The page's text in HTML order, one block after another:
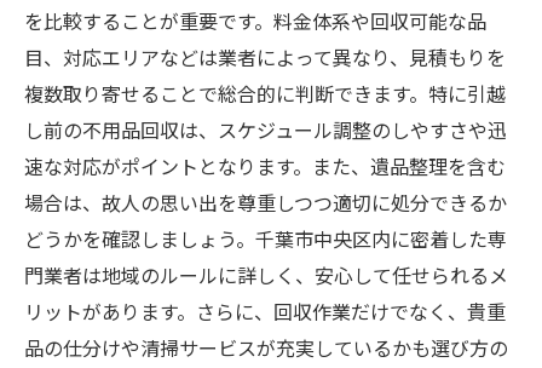
を比較することが重要です。料金体系や回収可能な品
目、対応エリアなどは業者によって異なり、見積もりを
複数取り寄せることで総合的に判断できます。特に引越
し前の不用品回収は、スケジュール調整のしやすさや迅
速な対応がポイントとなります。また、遺品整理を含む
場合は、故人の思い出を尊重しつつ適切に処分できるか
どうかを確認しましょう。千葉市中央区内に密着した専
門業者は地域のルールに詳しく、安心して任せられるメ
リットがあります。さらに、回収作業だけでなく、貴重
品の仕分けや清掃サービスが充実しているかも選び方の